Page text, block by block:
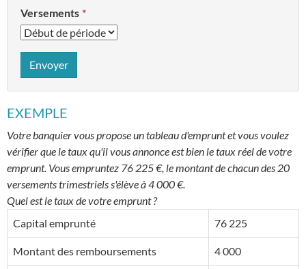
Versements
Envoyer
EXEMPLE
Votre banquier vous propose un tableau d'emprunt et vous voulez
vérifier que le taux qu'il vous annonce est bien le taux réel de votre
emprunt. Vous empruntez 76 225 €, le montant de chacun des 20
versements trimestriels s'élève à 4 000 €.
Quel est le taux de votre emprunt ?
Capital emprunté
76 225
Montant des remboursements 4 000